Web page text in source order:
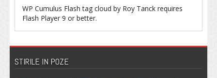
WP Cumulus Flash tag cloud by Roy Tanck requires
Flash Player 9 or better.
STIRILE IN POZE